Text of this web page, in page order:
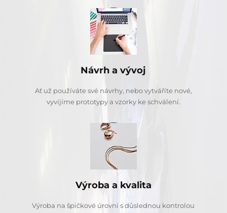
Návrh a vývoj
Ať už používáte své návrhy, nebo vytváříte nové,
vyvíjíme prototypy a vzorky ke schválení.
Výroba a kvalita
Výroba na špičkové úrovni s důslednou kontrolou